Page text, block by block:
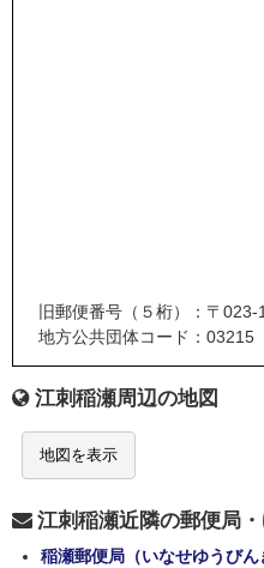
旧郵便番号（５桁）：〒023-
地方公共団体コード：03215
江刺稲瀬周辺の地図
地図を表示
江刺稲瀬近隣の郵便局
稲瀬郵便局（いなせゆうびん